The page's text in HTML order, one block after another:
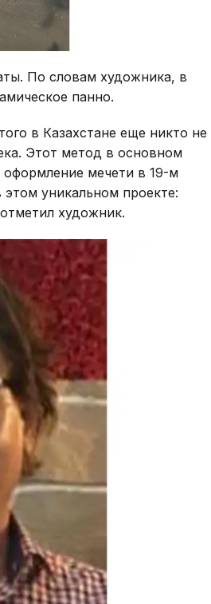
По словам художника, в
панно.
в Казахстане еще никто не
Этот метод в основном
оформление мечети в 19-м
уникальном проекте:
художник.